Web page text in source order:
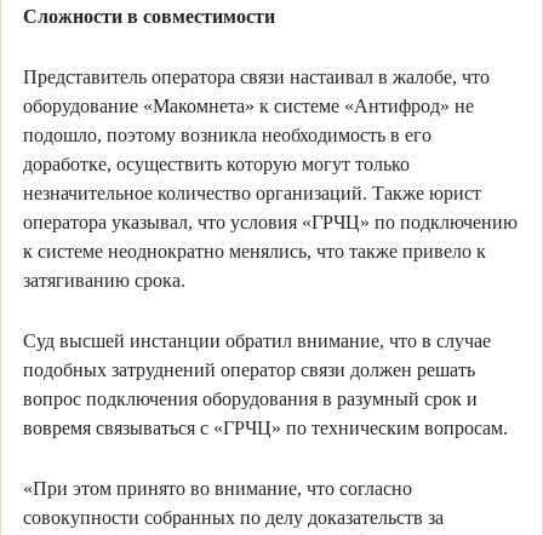
Сложности в совместимости
Представитель оператора связи настаивал в жалобе, что
оборудование «Макомнета» к системе «Антифрод» не
подошло, поэтому возникла необходимость в его
доработке, осуществить которую могут только
незначительное количество организаций. Также юрист
оператора указывал, что условия «ГРЧЦ» по подключению
к системе неоднократно менялись, что также привело к
затягиванию срока.
Суд высшей инстанции обратил внимание, что в случае
подобных затруднений оператор связи должен решать
вопрос подключения оборудования в разумный срок и
вовремя связываться с «ГРЧЦ» по техническим вопросам.
«При этом принято во внимание, что согласно
совокупности собранных по делу доказательств за